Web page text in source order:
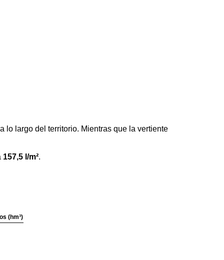
lo largo del territorio. Mientras que la vertiente
157,5 l/m².
(hm³)